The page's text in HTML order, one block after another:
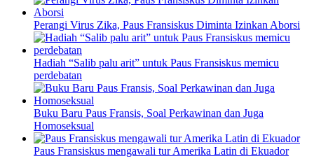
Perangi Virus Zika, Paus Fransiskus Diminta Izinkan Aborsi
Hadiah “Salib palu arit” untuk Paus Fransiskus memicu
perdebatan
Buku Baru Paus Fransis, Soal Perkawinan dan Juga
Homoseksual
Paus Fransiskus mengawali tur Amerika Latin di Ekuador